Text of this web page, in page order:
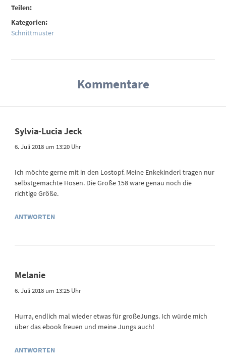
Teilen:
Kategorien:
Schnittmuster
Kommentare
Sylvia-Lucia Jeck
6. Juli 2018 um 13:20 Uhr
Ich möchte gerne mit in den Lostopf. Meine Enkekinderl tragen nur
selbstgemachte Hosen. Die Größe 158 wäre genau noch die
richtige Größe.
ANTWORTEN
Melanie
6. Juli 2018 um 13:25 Uhr
Hurra, endlich mal wieder etwas für großeJungs. Ich würde mich
über das ebook freuen und meine Jungs auch!
ANTWORTEN